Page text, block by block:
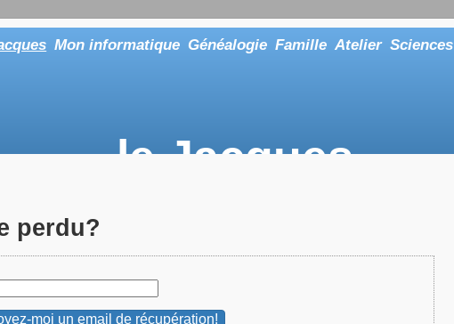
Mon informatique Généalogie Famille Atelier Sciences
le Jacques
perdu?